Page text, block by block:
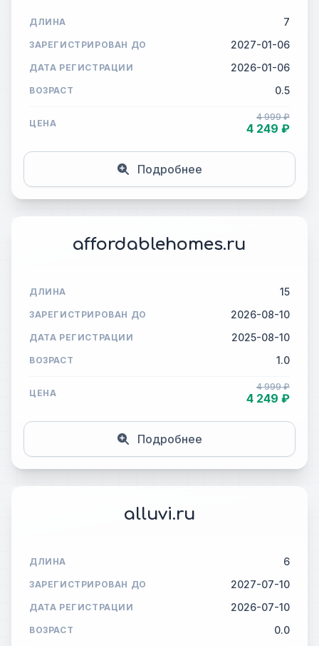
ДЛИНА 7
ЗАРЕГИСТРИРОВАН ДО 2027-01-06
ДАТА РЕГИСТРАЦИИ 2026-01-06
ВОЗРАСТ 0.5
ЦЕНА
4 999 ₽
4 249 ₽
Подробнее
affordablehomes.ru
ДЛИНА 15
ЗАРЕГИСТРИРОВАН ДО 2026-08-10
ДАТА РЕГИСТРАЦИИ 2025-08-10
ВОЗРАСТ 1.0
ЦЕНА
4 999 ₽
4 249 ₽
Подробнее
alluvi.ru
ДЛИНА 6
ЗАРЕГИСТРИРОВАН ДО 2027-07-10
ДАТА РЕГИСТРАЦИИ 2026-07-10
ВОЗРАСТ 0.0